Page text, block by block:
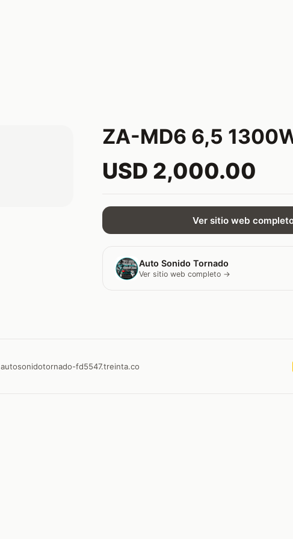
ZA-MD6 6,5
USD 2,000.00
Ver sitio web
Auto Sonido Tornado
Ver sitio web completo →
autosonidotornado-fd5547.treinta.co